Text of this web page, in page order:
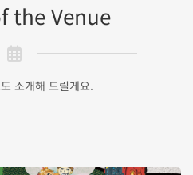
the Venue
소개해 드릴게요.